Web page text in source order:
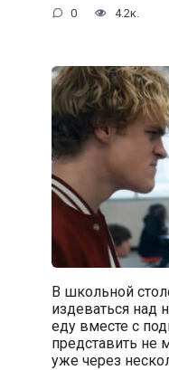
0 4.2к.
В школьной
издеваться над
еду вместе с
представить не
уже через